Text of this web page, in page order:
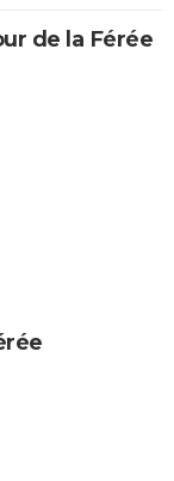
de la Férée